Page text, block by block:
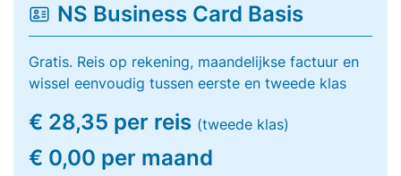
NS Business Card Basis
Gratis. Reis op rekening, maandelijkse factuur en
wissel eenvoudig tussen eerste en tweede klas
€ 28,35 per reis (tweede klas)
€ 0,00 per maand